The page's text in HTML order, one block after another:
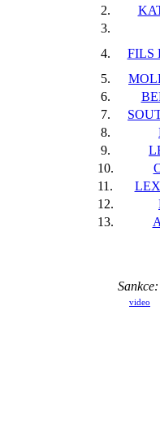
2.
3.
4.
FILS
5.
6.
7.
8.
9.
10.
11.
12.
13.
video